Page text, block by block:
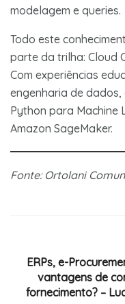
modelagem e queries.
Todo este
parte da trilha: Cloud
Com experiências
engenharia de
Python para Machine
Amazon SageMaker.
Fonte: Ortolani
ERPs, e-
vantagens de
fornecimento? –